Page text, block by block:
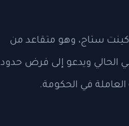
كينت ستاج، وهو متقاعد من
ويدعو إلى فرض حدود
في الحكومة.